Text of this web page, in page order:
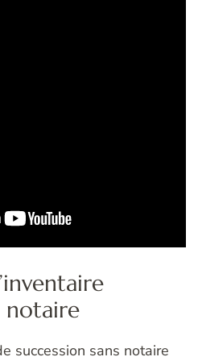
notaire
succession sans notaire